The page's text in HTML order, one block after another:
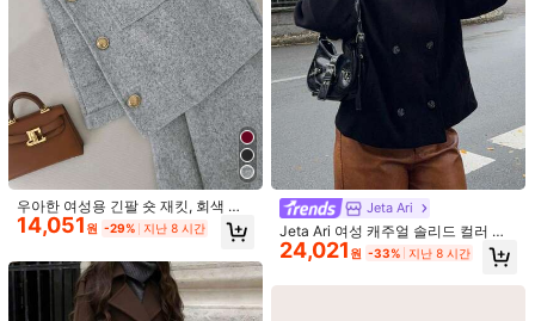
색: 멀티컬러 / 사이즈: XS
خياااااااال
도움이 됨 (0)
s***1 색: 멀티컬러 / 사이즈: L
حلووووووووو
도움이 됨(0)
제품 세부 정보
우아한 여성용 긴팔 숏 재킷, 회색 직
물, 라운드 넥, 버튼 디테일, 가을/겨울
의류에 완벽
14,051 원 -29% 지난 8 시간
Jeta Ari
Jeta Ari 여성 캐주얼 솔리드 컬러 긴
소매 오버코트, 가을/겨울
24,021 원 -33% 지난 8 시간